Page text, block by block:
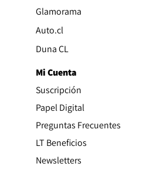
Glamorama
Auto.clOpens in new window
Duna CLOpens in new window
window
Mi Cuenta
Suscripción
Papel DigitalOpens in new
Preguntas Frecuentes
LT Beneficios
Newsletters